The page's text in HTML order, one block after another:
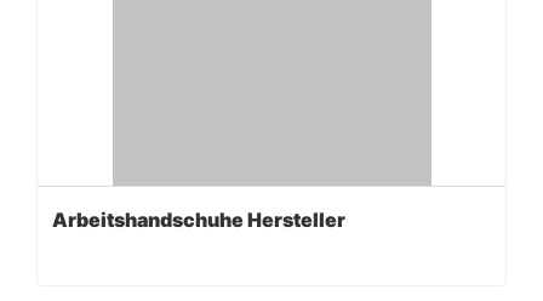
Arbeitshandschuhe Hersteller